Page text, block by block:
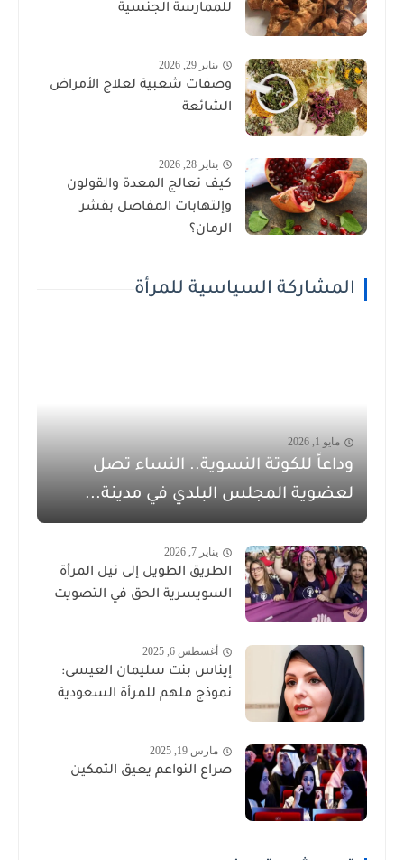
للممارسة الجنسية
يناير 29, 2026
وصفات شعبية لعلاج الأمراض
الشائعة
يناير 28, 2026
كيف تعالج المعدة والقولون
وإلتهابات المفاصل بقشر
الرمان؟
المشاركة السياسية للمرأة
مايو 1, 2026
وداعاً للكوتة النسوية.. النساء تصل
لعضوية المجلس البلدي في مدينة...
يناير 7, 2026
الطريق الطويل إلى نيل المرأة
السويسرية الحق في التصويت
أغسطس 6, 2025
إيناس بنت سليمان العيسى:
نموذج ملهم للمرأة السعودية
مارس 19, 2025
صراع النواعم يعيق التمكين